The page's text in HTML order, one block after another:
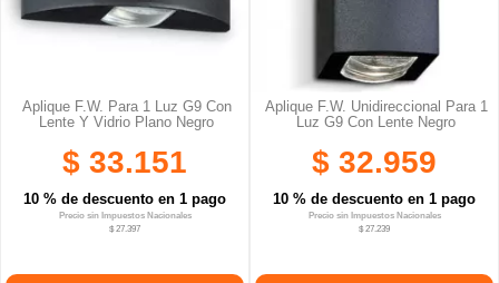
Aplique F.W. Para 1 Luz G9 Con
Lente Y Vidrio Plano Negro
$ 33.151
10 % de descuento en 1 pago
Precio sin Impuestos Nacionales
$ 27.397
Aplique F.W. Unidireccional Para 1
Luz G9 Con Lente Negro
$ 32.959
10 % de descuento en 1 pago
Precio sin Impuestos Nacionales
$ 27.239